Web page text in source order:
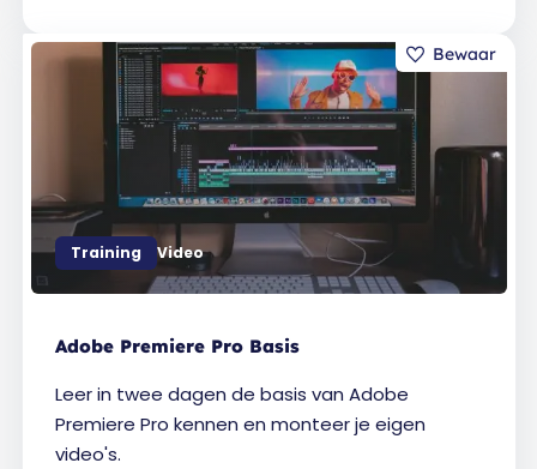
Training Video
Adobe Premiere Pro Basis
Leer in twee dagen de basis van Adobe
Premiere Pro kennen en monteer je eigen
video's.